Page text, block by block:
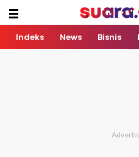
Indeks News Bisnis